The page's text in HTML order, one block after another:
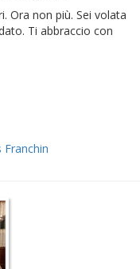
Ora non più. Sei volata
Ti abbraccio con
Franchin